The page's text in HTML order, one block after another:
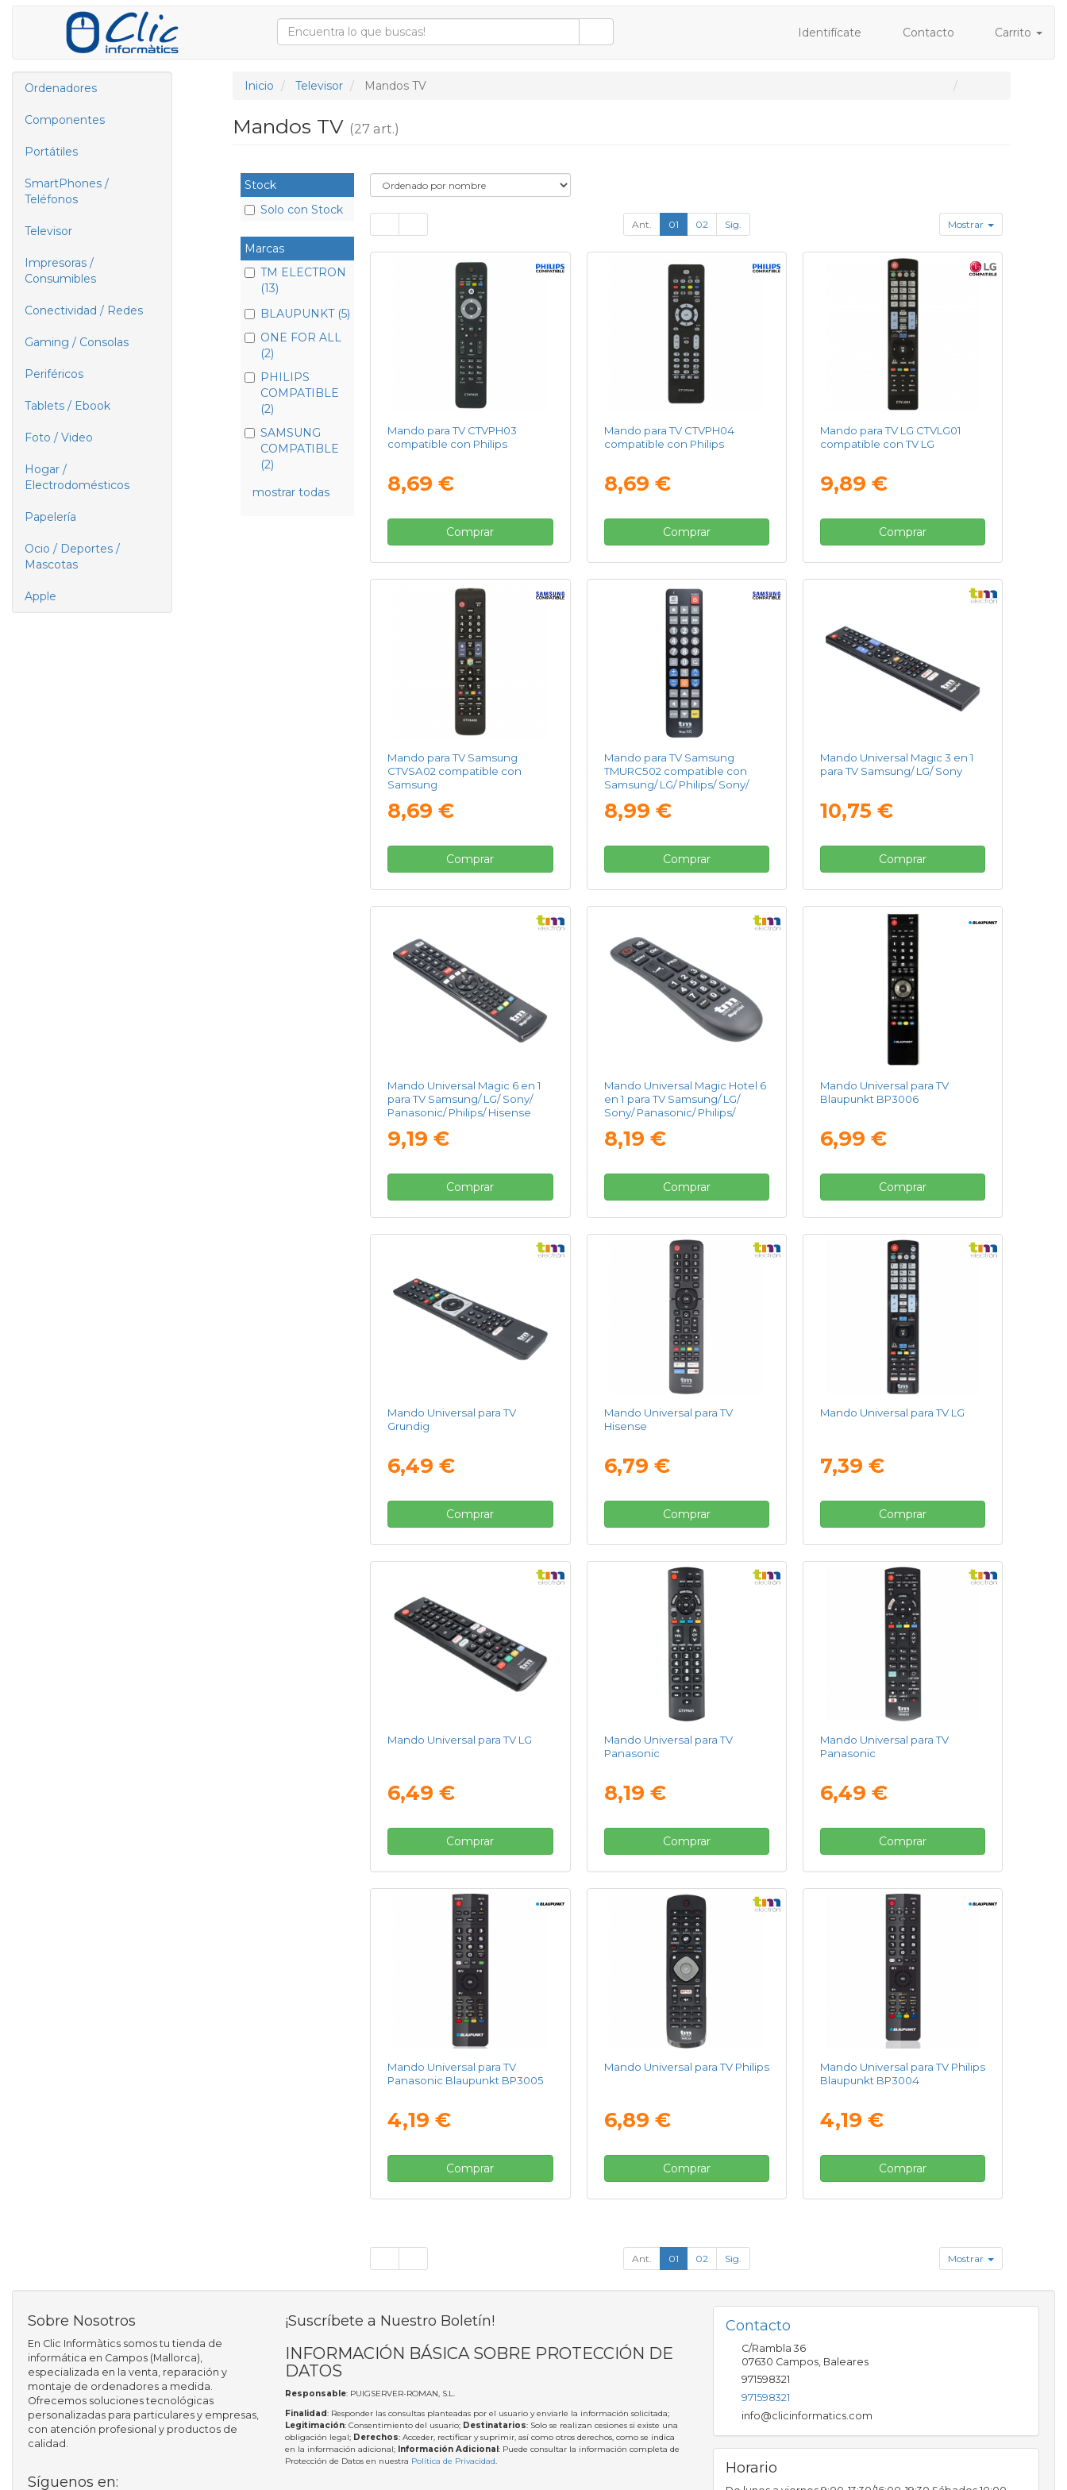
Identifícate Contacto Carrito
Ordenadores
Componentes
Portátiles
SmartPhones /
Teléfonos
Televisor
Impresoras /
Consumibles
Conectividad / Redes
Gaming / Consolas
Periféricos
Tablets / Ebook
Foto / Video
Hogar /
Electrodomésticos
Papelería
Ocio / Deportes /
Mascotas
Apple
Inicio Televisor Mandos TV
Mandos TV (27 art.)
Stock
Solo con Stock
Marcas
TM ELECTRON
(13)
BLAUPUNKT (5)
ONE FOR ALL
(2)
PHILIPS
COMPATIBLE
(2)
SAMSUNG
COMPATIBLE
(2)
mostrar todas
Ant. 01 02 Sig. Mostrar
Mando para TV CTVPH03
compatible con Philips
8,69 €
Comprar
Mando para TV CTVPH04
compatible con Philips
8,69 €
Comprar
Mando para TV LG CTVLG01
compatible con TV LG
9,89 €
Comprar
Mando para TV Samsung
CTVSA02 compatible con
Samsung
8,69 €
Comprar
Mando para TV Samsung
TMURC502 compatible con
Samsung/ LG/ Philips/ Sony/
8,99 €
Comprar
Mando Universal Magic 3 en 1
para TV Samsung/ LG/ Sony
10,75 €
Comprar
Mando Universal Magic 6 en 1
para TV Samsung/ LG/ Sony/
Panasonic/ Philips/ Hisense
9,19 €
Comprar
Mando Universal Magic Hotel 6
en 1 para TV Samsung/ LG/
Sony/ Panasonic/ Philips/
8,19 €
Comprar
Mando Universal para TV
Blaupunkt BP3006
6,99 €
Comprar
Mando Universal para TV
Grundig
6,49 €
Comprar
Mando Universal para TV
Hisense
6,79 €
Comprar
Mando Universal para TV LG
7,39 €
Comprar
Mando Universal para TV LG
6,49 €
Comprar
Mando Universal para TV
Panasonic
8,19 €
Comprar
Mando Universal para TV
Panasonic
6,49 €
Comprar
Mando Universal para TV
Panasonic Blaupunkt BP3005
4,19 €
Comprar
Mando Universal para TV Philips
6,89 €
Comprar
Mando Universal para TV Philips
Blaupunkt BP3004
4,19 €
Comprar
Ant. 01 02 Sig. Mostrar
Sobre Nosotros
En Clic Informàtics somos tu tienda de
informática en Campos (Mallorca),
especializada en la venta, reparación y
montaje de ordenadores a medida.
Ofrecemos soluciones tecnológicas
personalizadas para particulares y empresas,
con atención profesional y productos de
calidad.
Síguenos en:
¡Suscríbete a Nuestro Boletín!
INFORMACIÓN BÁSICA SOBRE PROTECCIÓN DE
DATOS
Responsable: PUIGSERVER-ROMAN, S.L.
Finalidad: Responder las consultas planteadas por el usuario y enviarle la información solicitada;
Legitimación: Consentimiento del usuario; Destinatarios: Solo se realizan cesiones si existe una
obligación legal; Derechos: Acceder, rectificar y suprimir, así como otros derechos, como se indica
en la información adicional; Información Adicional: Puede consultar la información completa de
Protección de Datos en nuestra Política de Privacidad.
Contacto
C/Rambla 36
07630 Campos, Baleares
971598321
971598321
info@clicinformatics.com
Horario